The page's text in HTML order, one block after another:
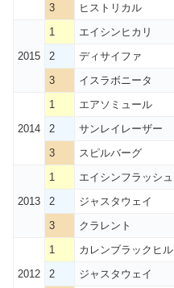
3
ヒストリカル
2015
1 エイシンヒカリ
2
ディサイファ
3
イスラボニータ
2014
1 エアソミュール
2
サンレイレーザー
3
スピルバーグ
2013
1 エイシンフラッシュ
2
ジャスタウェイ
3
クラレント
2012
1 カレンブラックヒル
2
ジャスタウェイ